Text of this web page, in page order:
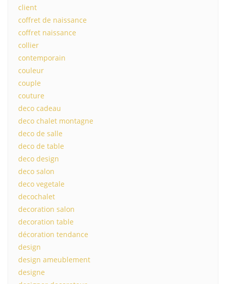
client
coffret de naissance
coffret naissance
collier
contemporain
couleur
couple
couture
deco cadeau
deco chalet montagne
deco de salle
deco de table
deco design
deco salon
deco vegetale
decochalet
decoration salon
decoration table
décoration tendance
design
design ameublement
designe